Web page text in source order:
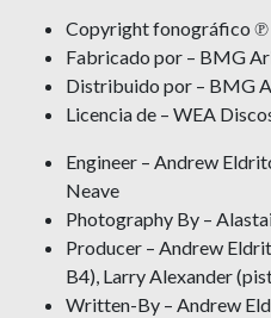
Copyright fonográfico ℗
Fabricado por – BMG
Distribuido por – BMG
Licencia de – WEA
Engineer – Andrew
Neave
Photography By –
Producer – Andrew
B4), Larry Alexander
Written-By – Andrew